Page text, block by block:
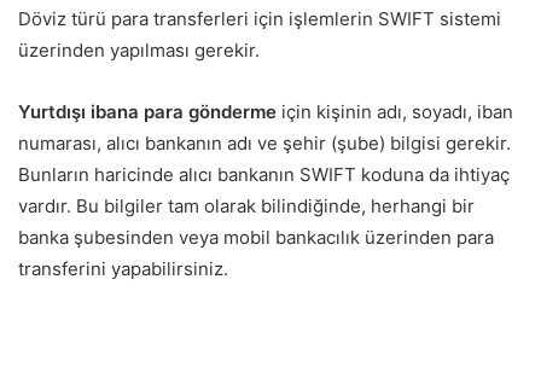
Döviz türü para transferleri için işlemlerin SWIFT sistemi
üzerinden yapılması gerekir.
Yurtdışı ibana para gönderme için kişinin adı, soyadı, iban
numarası, alıcı bankanın adı ve şehir (şube) bilgisi gerekir.
Bunların haricinde alıcı bankanın SWIFT koduna da ihtiyaç
vardır. Bu bilgiler tam olarak bilindiğinde, herhangi bir
banka şubesinden veya mobil bankacılık üzerinden para
transferini yapabilirsiniz.